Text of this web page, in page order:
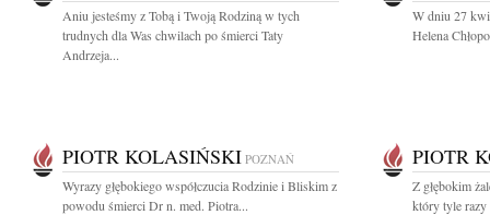
Aniu jesteśmy z Tobą i Twoją Rodziną w tych
trudnych dla Was chwilach po śmierci Taty
Andrzeja...
W dniu 27
Helena
PIOTR KOLASIŃSKI POZNAŃ
Wyrazy głębokiego współczucia Rodzinie i Bliskim z
powodu śmierci Dr n. med. Piotra...
PIOTR
Z głębokim
który tyle razy